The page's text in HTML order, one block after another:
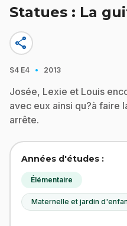
Statues : La
share
S4 E4 · 2013
Josée, Lexie et Louis
avec eux ainsi qu?à faire
arrête.
Années d'études :
Élémentaire
Maternelle et jardin